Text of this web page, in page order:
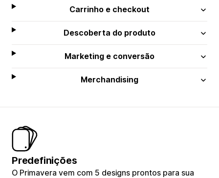
Carrinho e checkout
Descoberta do produto
Marketing e conversão
Merchandising
Predefinições
O Primavera vem com 5 designs prontos para sua